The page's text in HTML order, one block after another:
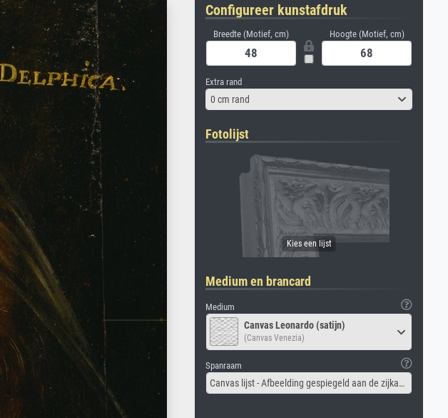
Configureer kunstafdruk
Breedte (Motief, cm) Hoogte (Motief, cm)
Extra rand
0 cm rand
Fotolijst
Medium en brancard
Medium
Canvas Leonardo (satijn)
(Canvas Venezia)
Spanraam
Canvas lijst - Afbeelding gespiegeld aan de zijkant